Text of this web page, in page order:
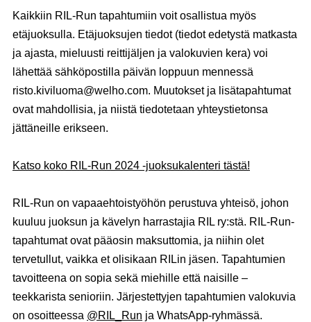
Kaikkiin RIL-Run tapahtumiin voit osallistua myös
etäjuoksulla. Etäjuoksujen tiedot (tiedot edetystä matkasta
ja ajasta, mieluusti reittijäljen ja valokuvien kera) voi
lähettää sähköpostilla päivän loppuun mennessä
risto.kiviluoma@welho.com. Muutokset ja lisätapahtumat
ovat mahdollisia, ja niistä tiedotetaan yhteystietonsa
jättäneille erikseen.
Katso koko RIL-Run 2024 -juoksukalenteri tästä!
RIL-Run on vapaaehtoistyöhön perustuva yhteisö, johon
kuuluu juoksun ja kävelyn harrastajia RIL ry:stä. RIL-Run-
tapahtumat ovat pääosin maksuttomia, ja niihin olet
tervetullut, vaikka et olisikaan RILin jäsen. Tapahtumien
tavoitteena on sopia sekä miehille että naisille –
teekkarista senioriin. Järjestettyjen tapahtumien valokuvia
on osoitteessa @RIL_Run ja WhatsApp-ryhmässä.